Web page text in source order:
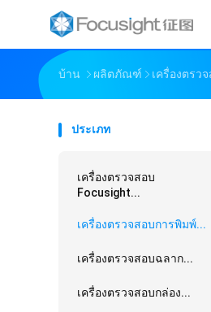
บ้าน ผลิตภัณฑ์ เครื่องตรว
ประเภท
เครื่องตรวจสอบ
Focusight...
เครื่องตรวจสอบการพิมพ์...
เครื่องตรวจสอบฉลาก...
เครื่องตรวจสอบกล่อง...